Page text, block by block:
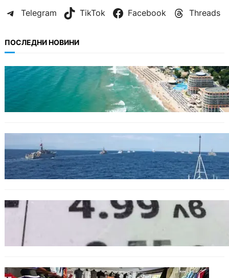
Telegram TikTok Facebook Threads
ПОСЛЕДНИ НОВИНИ
ИКОНОМИКА
Интерактивна карта показва всички водни
бази по Черноморието
Нов минен ловец за българския флот
пристига до края на годината
БЪЛГАРИЯ
Левът изчезва от етикетите: Търговците
БЪЛГАРИЯ